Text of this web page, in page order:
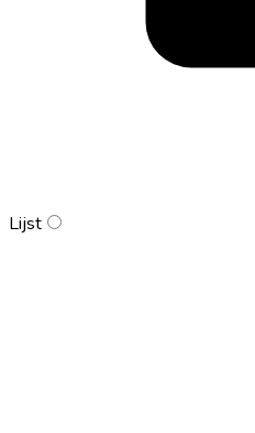
Lijst